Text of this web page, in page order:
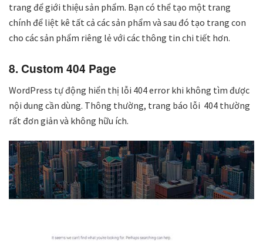
trang để giới thiệu sản phẩm. Bạn có thể tạo một trang
chính để liệt kê tất cả các sản phẩm và sau đó tạo trang con
cho các sản phẩm riêng lẻ với các thông tin chi tiết hơn.
8. Custom 404 Page
WordPress tự động hiển thị lỗi 404 error khi không tìm được
nội dung cần dùng. Thông thường, trang báo lỗi 404 thường
rất đơn giản và không hữu ích.